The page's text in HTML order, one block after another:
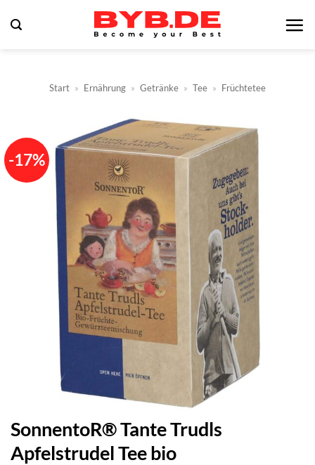
Inhalt
Start » Ernährung » Getränke » Tee » Früchtetee
-17%
SonnentoR® Tante Trudls
Apfelstrudel Tee bio